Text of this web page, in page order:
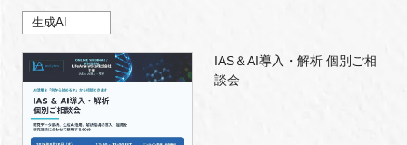
生成AI
IAS＆AI導入・解析 個別ご相
談会